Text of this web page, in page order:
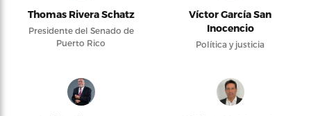
Thomas Rivera Schatz
Presidente del Senado de
Puerto Rico
Víctor García San
Inocencio
Política y justicia